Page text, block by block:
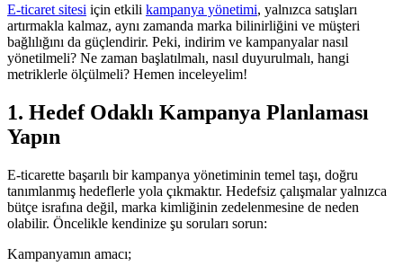
E-ticaret sitesi için etkili kampanya yönetimi, yalnızca satışları
artırmakla kalmaz, aynı zamanda marka bilinirliğini ve müşteri
bağlılığını da güçlendirir. Peki, indirim ve kampanyalar nasıl
yönetilmeli? Ne zaman başlatılmalı, nasıl duyurulmalı, hangi
metriklerle ölçülmeli? Hemen inceleyelim!
1. Hedef Odaklı Kampanya Planlaması
Yapın
E-ticarette başarılı bir kampanya yönetiminin temel taşı, doğru
tanımlanmış hedeflerle yola çıkmaktır. Hedefsiz çalışmalar yalnızca
bütçe israfına değil, marka kimliğinin zedelenmesine de neden
olabilir. Öncelikle kendinize şu soruları sorun:
Kampanyamın amacı;